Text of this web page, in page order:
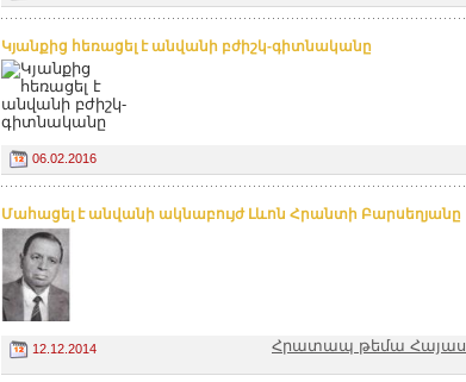
Կյանքից հեռացել է անվանի բժիշկ-գիտնականը
06.02.2016
Մահացել է անվանի ակնաբույժ Լևոն Հրանտի Բարսեղյանը
12.12.2014 Հրատապ թեմա